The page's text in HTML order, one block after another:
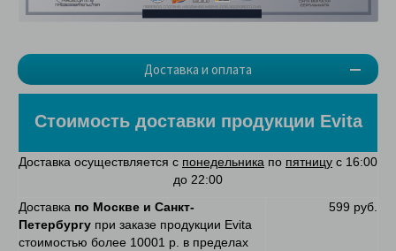
Доставка и оплата
Стоимость доставки продукции Evita
Доставка осуществляется с понедельника по пятницу с 16:00
до 22:00
Доставка по Москве и Санкт-
Петербургу при заказе продукции Evita
стоимостью более 10001 р. в пределах
599 руб.